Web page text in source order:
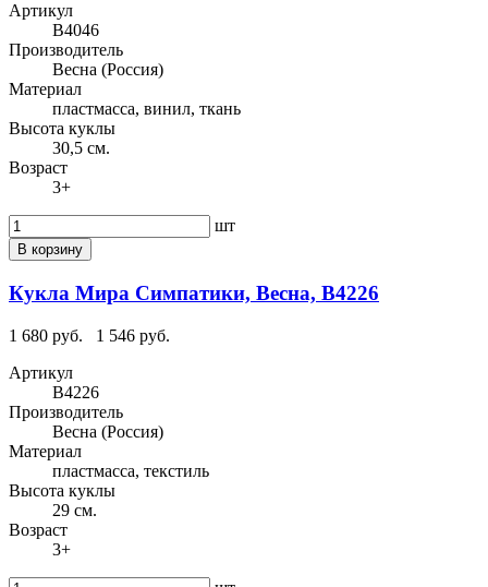
Артикул
В4046
Производитель
Весна (Россия)
Материал
пластмасса, винил, ткань
Высота куклы
30,5 см.
Возраст
3+
шт
В корзину
Кукла Мира Симпатики, Весна, В4226
1 680 руб.
1 546 руб.
Артикул
В4226
Производитель
Весна (Россия)
Материал
пластмасса, текстиль
Высота куклы
29 см.
Возраст
3+